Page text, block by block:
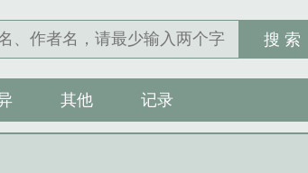
搜 索
其他 记录